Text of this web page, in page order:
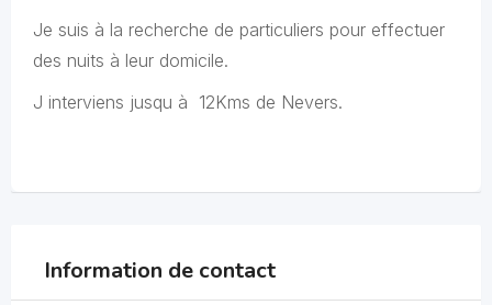
Je suis à la recherche de particuliers pour effectuer
des nuits à leur domicile.
J interviens jusqu à 12Kms de Nevers.
Information de contact